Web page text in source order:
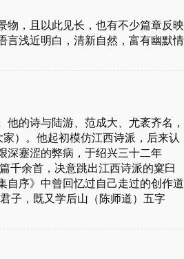
物，且以此见长，也有不少篇章反映
言浅近明白，清新自然，富有幽默情
的诗与陆游、范成大、尤袤齐名，
家）。他起初模仿江西诗派，后来认
深蹇涩的弊病，于绍兴三十二年
千余首，决意跳出江西诗派的窠臼
自序》中曾回忆过自己走过的创作道
子，既又学后山（陈师道）五字